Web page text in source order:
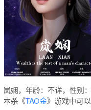
我爱剧本
岚娴，年龄：不详，性别
本杀《TAO金》游戏中可